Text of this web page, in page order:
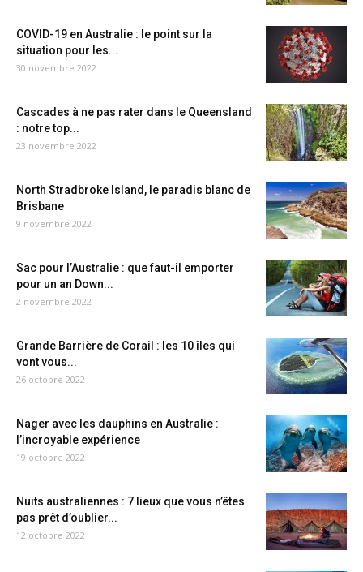
COVID-19 en Australie : le point sur la
situation pour les...
30 novembre 2022
Cascades à ne pas rater dans le Queensland
: notre top...
23 novembre 2022
North Stradbroke Island, le paradis blanc de
Brisbane
9 novembre 2022
Sac pour l’Australie : que faut-il emporter
pour un an Down...
2 novembre 2022
Grande Barrière de Corail : les 10 îles qui
vont vous...
26 octobre 2022
Nager avec les dauphins en Australie :
l’incroyable expérience
19 octobre 2022
Nuits australiennes : 7 lieux que vous n’êtes
pas prêt d’oublier...
12 octobre 2022